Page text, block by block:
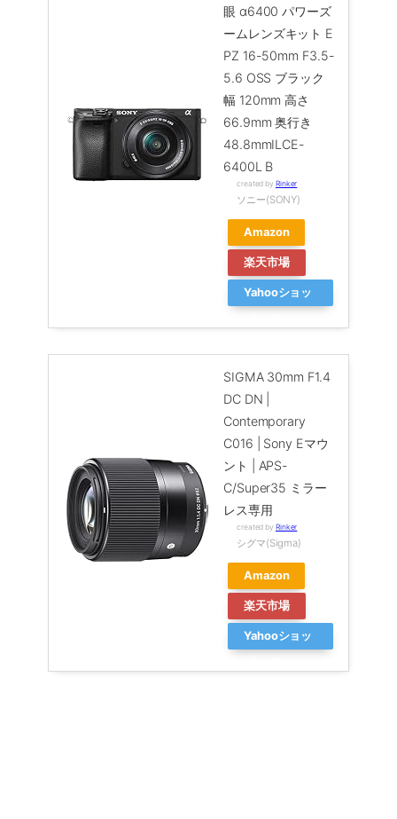
眼 α6400 パワーズ
ームレンズキット E
PZ 16-50mm F3.5-
5.6 OSS ブラック
幅 120mm 高さ
66.9mm 奥行き
48.8mmILCE-
6400L B
created by Rinker
ソニー(SONY)
Amazon
楽天市場
Yahooショッ
SIGMA 30mm F1.4
DC DN |
Contemporary
C016 | Sony Eマウ
ント | APS-
C/Super35 ミラー
レス専用
created by Rinker
シグマ(Sigma)
Amazon
楽天市場
Yahooショッ